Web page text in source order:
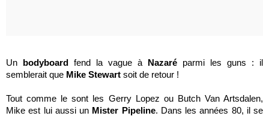
Un bodyboard fend la vague à Nazaré parmi les guns : il
semblerait que Mike Stewart soit de retour !
Tout comme le sont les Gerry Lopez ou Butch Van Artsdalen,
Mike est lui aussi un Mister Pipeline. Dans les années 80, il se